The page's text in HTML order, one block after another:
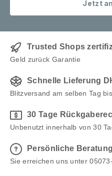
Jetzt
Trusted Shops
Geld zurück Garantie
Schnelle Lieferung
Blitzversand am selben Tag
30 Tage
Unbenutzt innerhalb von 30
Persönliche Beratung
Sie erreichen uns unter